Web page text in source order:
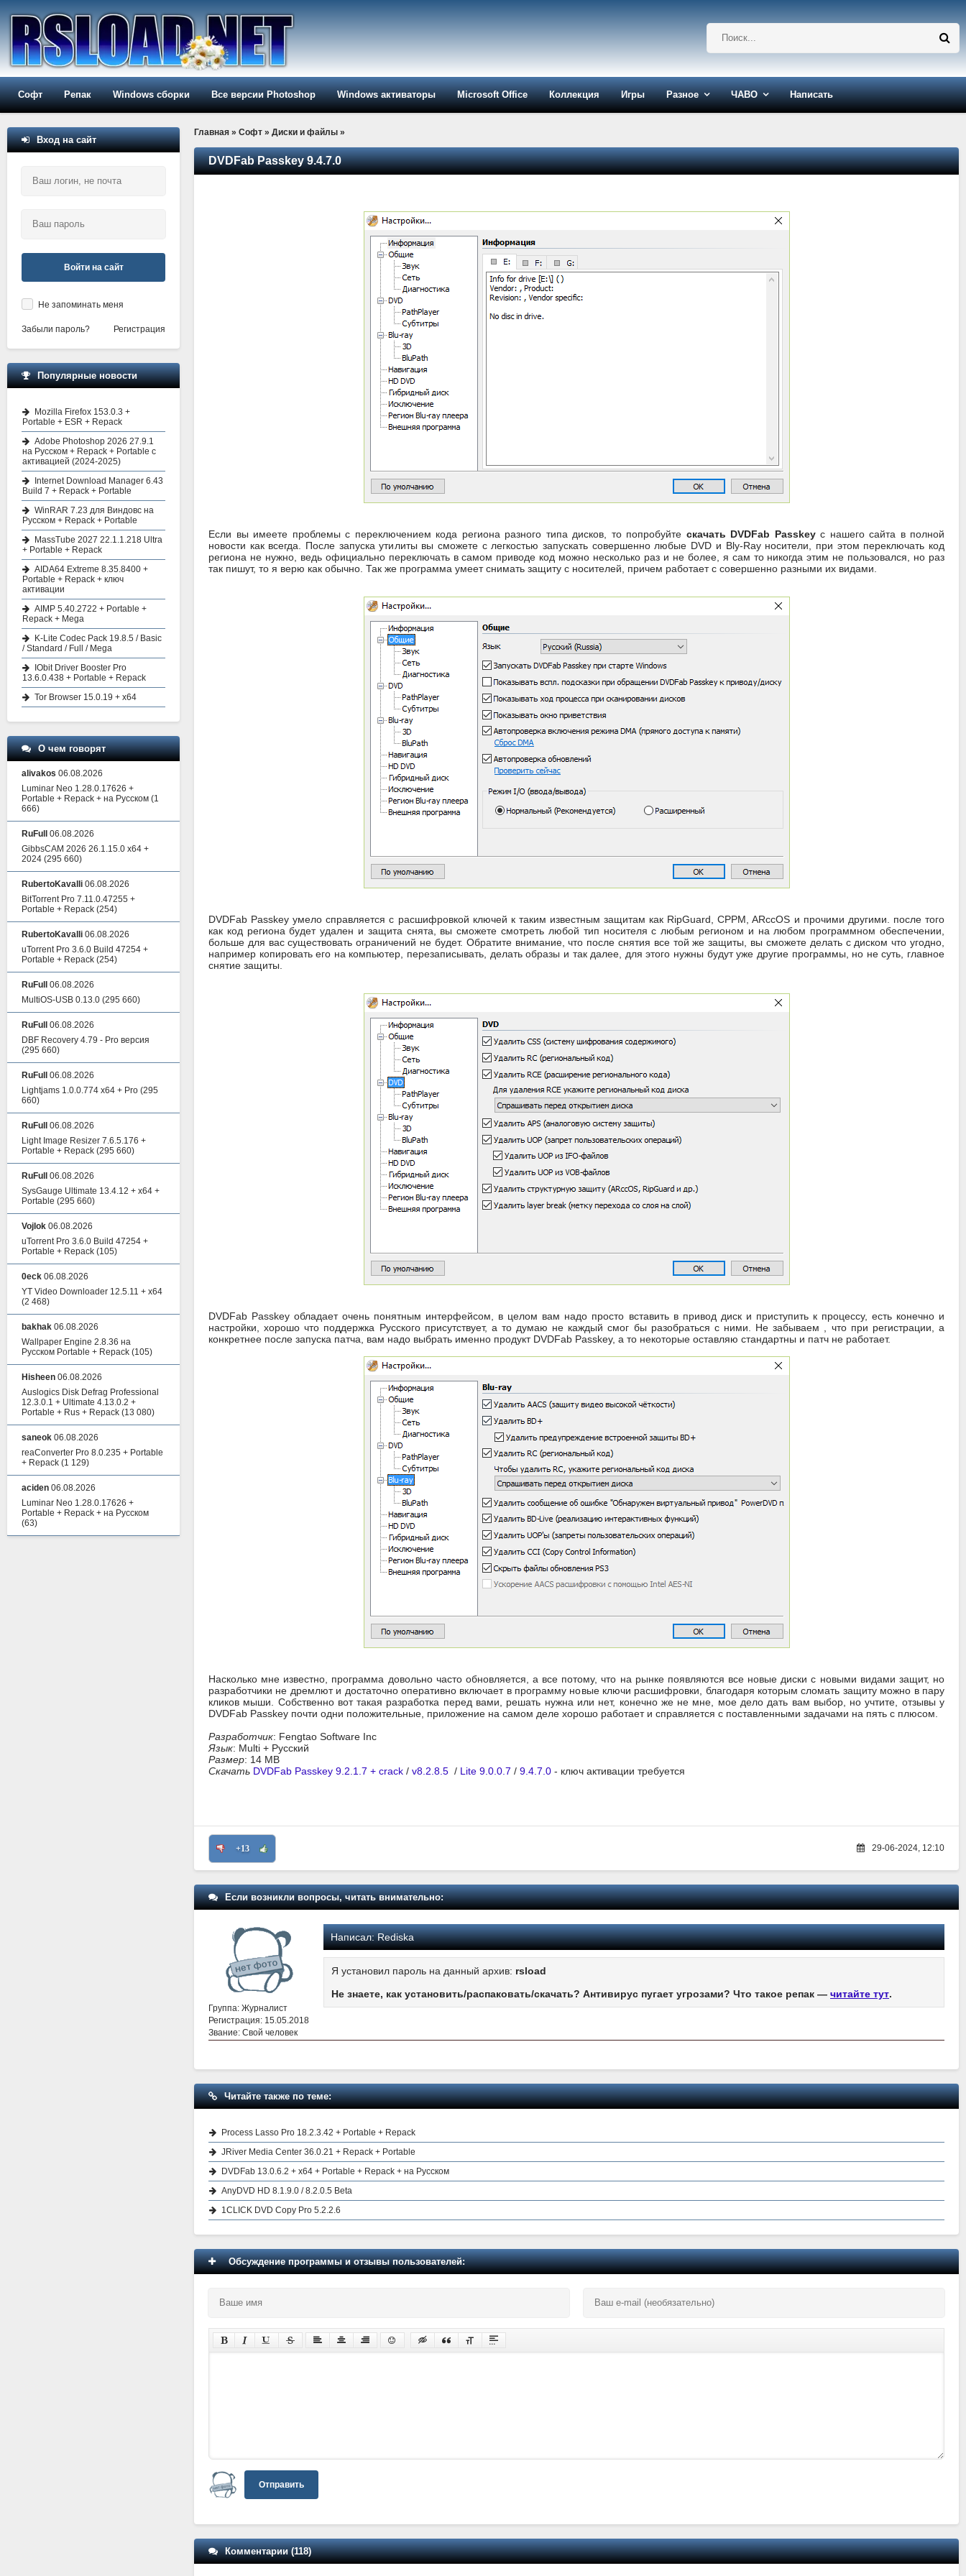
Софт Репак Windows сборки Все версии Photoshop Windows активаторы Microsoft Office Коллекция Игры Разное ЧАВО Написать
Главная » Софт » Диски и файлы »
DVDFab Passkey 9.4.7.0
Если вы имеете проблемы с переключением кода региона разного типа дисков, то попробуйте скачать DVDFab Passkey с нашего сайта в полной
новости как всегда. После запуска утилиты вы сможете с легкостью запускать совершенно любые DVD и Bly-Ray носители, при этом переключать код
региона не нужно, ведь официально переключать в самом приводе код можно несколько раз и не более, я сам то никогда этим не пользовался, но раз
так пишут, то я верю как обычно. Так же программа умеет снимать защиту с носителей, причем работает с совершенно разными их видами.
DVDFab Passkey умело справляется с расшифровкой ключей к таким известным защитам как RipGuard, CPPM, ARccOS и прочими другими. после того
как код региона будет удален и защита снята, вы сможете смотреть любой тип носителя с любым регионом и на любом программном обеспечении,
больше для вас существовать ограничений не будет. Обратите внимание, что после снятия все той же защиты, вы сможете делать с диском что угодно,
например копировать его на компьютер, перезаписывать, делать образы и так далее, для этого нужны будут уже другие программы, но не суть, главное
снятие защиты.
DVDFab Passkey обладает очень понятным интерфейсом, в целом вам надо просто вставить в привод диск и приступить к процессу, есть конечно и
настройки, хорошо что поддержка Русского присутствует, а то думаю не каждый смог бы разобраться с ними. Не забываем , что при регистрации, а
конкретнее после запуска патча, вам надо выбрать именно продукт DVDFab Passkey, а то некоторые оставляю стандартны и патч не работает.
Насколько мне известно, программа довольно часто обновляется, а все потому, что на рынке появляются все новые диски с новыми видами защит, но
разработчики не дремлют и достаточно оперативно включает в программу новые ключи расшифровки, благодаря которым сломать защиту можно в пару
кликов мыши. Собственно вот такая разработка перед вами, решать нужна или нет, конечно же не мне, мое дело дать вам выбор, но учтите, отзывы у
DVDFab Passkey почти одни положительные, приложение на самом деле хорошо работает и справляется с поставленными задачами на пять с плюсом.
Разработчик: Fengtao Software Inc
Язык: Multi + Русский
Размер: 14 MB
Скачать DVDFab Passkey 9.2.1.7 + crack / v8.2.8.5 / Lite 9.0.0.7 / 9.4.7.0 - ключ активации требуется
+13 29-06-2024, 12:10
Если возникли вопросы, читать внимательно:
Группа: Журналист
Регистрация: 15.05.2018
Звание: Свой человек
Написал:Rediska
Я установил пароль на данный архив: rsload
Не знаете, как установить/распаковать/скачать? Антивирус пугает угрозами? Что такое репак — читайте тут.
Читайте также по теме:
Process Lasso Pro 18.2.3.42 + Portable + Repack
JRiver Media Center 36.0.21 + Repack + Portable
DVDFab 13.0.6.2 + x64 + Portable + Repack + на Русском
AnyDVD HD 8.1.9.0 / 8.2.0.5 Beta
1CLICK DVD Copy Pro 5.2.2.6
Обсуждение программы и отзывы пользователей:
Отправить
Комментарии (118)
Вход на сайт
Войти на сайт
Не запоминать меня
Забыли пароль? Регистрация
Популярные новости
Mozilla Firefox 153.0.3 +
Portable + ESR + Repack
Adobe Photoshop 2026 27.9.1
на Русском + Repack + Portable с
активацией (2024-2025)
Internet Download Manager 6.43
Build 7 + Repack + Portable
WinRAR 7.23 для Виндовс на
Русском + Repack + Portable
MassTube 2027 22.1.1.218 Ultra
+ Portable + Repack
AIDA64 Extreme 8.35.8400 +
Portable + Repack + ключ
активации
AIMP 5.40.2722 + Portable +
Repack + Mega
K-Lite Codec Pack 19.8.5 / Basic
/ Standard / Full / Mega
IObit Driver Booster Pro
13.6.0.438 + Portable + Repack
Tor Browser 15.0.19 + x64
О чем говорят
alivakos 06.08.2026
Luminar Neo 1.28.0.17626 +
Portable + Repack + на Русском (1
666)
RuFull
06.08.2026
GibbsCAM 2026 26.1.15.0 x64 +
2024 (295 660)
RubertoKavalli 06.08.2026
BitTorrent Pro 7.11.0.47255 +
Portable + Repack (254)
RubertoKavalli 06.08.2026
uTorrent Pro 3.6.0 Build 47254 +
Portable + Repack (254)
RuFull
06.08.2026
MultiOS-USB 0.13.0 (295 660)
RuFull
06.08.2026
DBF Recovery 4.79 - Pro версия
(295 660)
RuFull
06.08.2026
Lightjams 1.0.0.774 x64 + Pro (295
660)
RuFull
06.08.2026
Light Image Resizer 7.6.5.176 +
Portable + Repack (295 660)
RuFull
06.08.2026
SysGauge Ultimate 13.4.12 + x64 +
Portable (295 660)
Vojlok 06.08.2026
uTorrent Pro 3.6.0 Build 47254 +
Portable + Repack (105)
0eck 06.08.2026
YT Video Downloader 12.5.11 + x64
(2 468)
bakhak 06.08.2026
Wallpaper Engine 2.8.36 на
Русском Portable + Repack (105)
Hisheen 06.08.2026
Auslogics Disk Defrag Professional
12.3.0.1 + Ultimate 4.13.0.2 +
Portable + Rus + Repack (13 080)
saneok 06.08.2026
reaConverter Pro 8.0.235 + Portable
+ Repack (1 129)
aciden 06.08.2026
Luminar Neo 1.28.0.17626 +
Portable + Repack + на Русском
(63)